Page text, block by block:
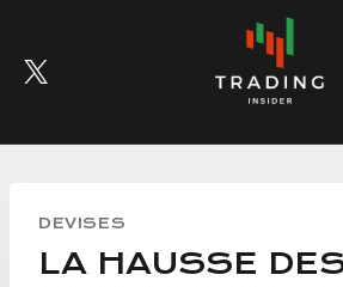
content
DEVISES
LA HAUSSE